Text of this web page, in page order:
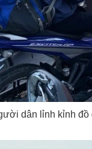
dân lỉnh kỉnh đồ